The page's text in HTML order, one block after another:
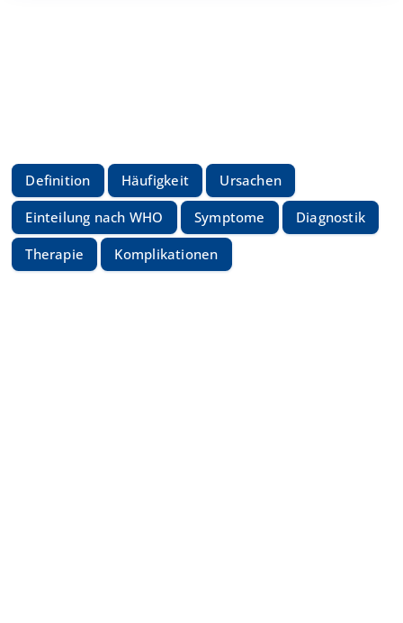
Definition Häufigkeit Ursachen
Einteilung nach WHO Symptome Diagnostik
Therapie Komplikationen